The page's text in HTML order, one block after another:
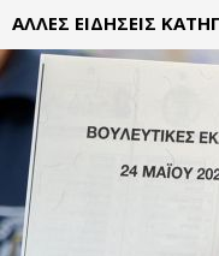
ΑΛΛΕΣ ΕΙΔΗΣΕΙΣ